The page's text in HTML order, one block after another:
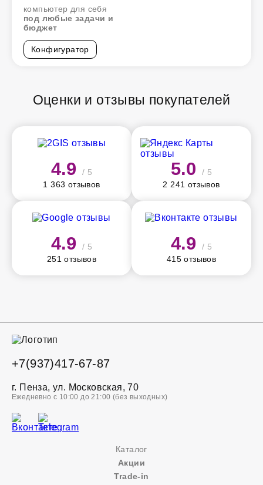
компьютер для себя
под любые задачи и
бюджет
Конфигуратор
Оценки и отзывы покупателей
4.9/ 5
1 363 отзывов
5.0/ 5
2 241 отзывов
4.9/ 5
251 отзывов
4.9/ 5
415 отзывов
+7(937)417-67-87
г. Пенза, ул. Московская, 70
Ежедневно с 10:00 до 21:00 (без выходных)
Каталог
Акции
Trade-in